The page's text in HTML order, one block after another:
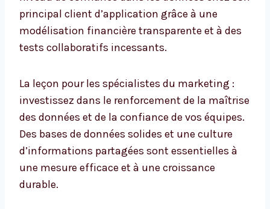
principal client d’application grâce à une
modélisation financière transparente et à des
tests collaboratifs incessants.
La leçon pour les spécialistes du marketing :
investissez dans le renforcement de la maîtrise
des données et de la confiance de vos équipes.
Des bases de données solides et une culture
d’informations partagées sont essentielles à
une mesure efficace et à une croissance
durable.